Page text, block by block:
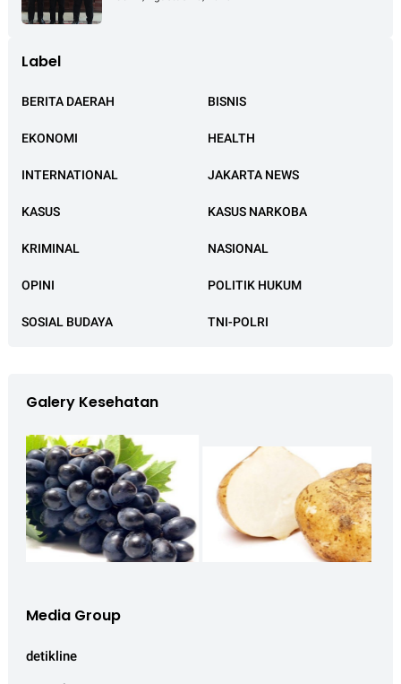
Label
BERITA DAERAH BISNIS
EKONOMI HEALTH
INTERNATIONAL JAKARTA NEWS
KASUS KASUS NARKOBA
KRIMINAL NASIONAL
OPINI POLITIK HUKUM
SOSIAL BUDAYA TNI-POLRI
Galery Kesehatan
Media Group
detikline